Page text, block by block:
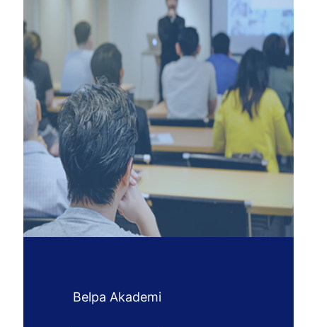
Belpa Akademi